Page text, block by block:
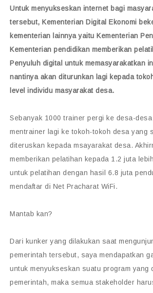
Untuk menyukseskan internet bagi
tersebut, Kementerian Digital Ekonomi
kementerian lainnya yaitu Kementerian
Kementerian pendidikan memberikan
Penyuluh digital untuk memasyarakatkan
nantinya akan diturunkan lagi kepada
level individu masyarakat desa.
Sebanyak 1000 trainer pergi ke desa-
mentrainer lagi ke tokoh-tokoh desa yang
diteruskan kepada msayarakat desa.
memberikan pelatihan kepada 1.2 juta
untuk pelatihan dengan hasil 6.8 juta
mendaftar di Net Pracharat WiFi.
Mantab kan?
Dari kunker yang dilakukan saat
pemerintah tersebut, saya mendapatkan
untuk menyukseskan suatu program yang
pemerintah, maka semua stakeholder